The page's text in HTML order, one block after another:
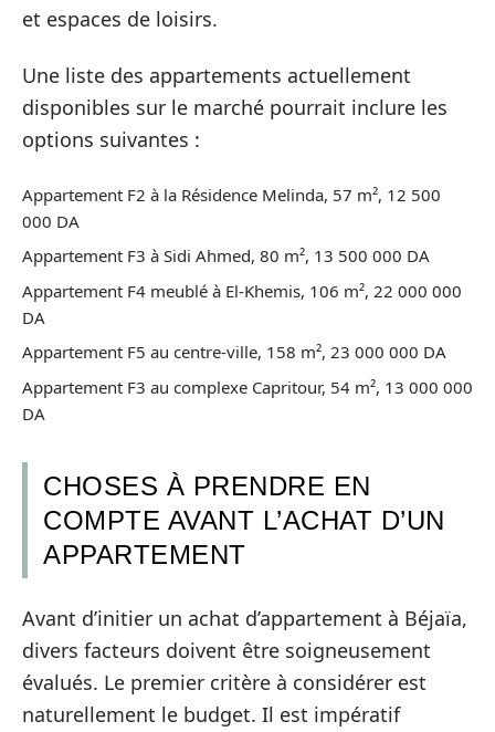
et espaces de loisirs.
Une liste des appartements actuellement
disponibles sur le marché pourrait inclure les
options suivantes :
Appartement F2 à la Résidence Melinda, 57 m², 12 500
000 DA
Appartement F3 à Sidi Ahmed, 80 m², 13 500 000 DA
Appartement F4 meublé à El-Khemis, 106 m², 22 000 000
DA
Appartement F5 au centre-ville, 158 m², 23 000 000 DA
Appartement F3 au complexe Capritour, 54 m², 13 000 000
DA
CHOSES À PRENDRE EN
COMPTE AVANT L’ACHAT D’UN
APPARTEMENT
Avant d’initier un achat d’appartement à Béjaïa,
divers facteurs doivent être soigneusement
évalués. Le premier critère à considérer est
naturellement le budget. Il est impératif